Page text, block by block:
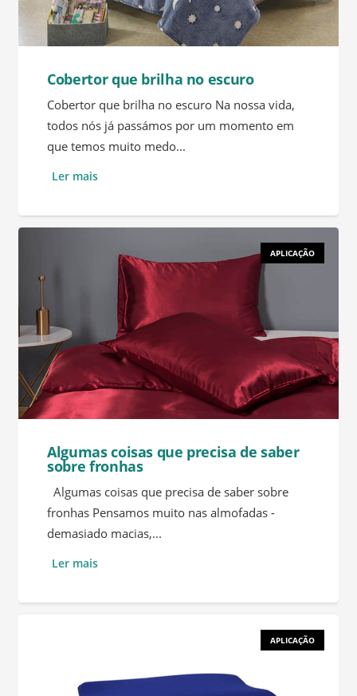
Cobertor que brilha no escuro
Cobertor que brilha no escuro Na nossa vida,
todos nós já passámos por um momento em
que temos muito medo...
Ler mais
APLICAÇÃO
Algumas coisas que precisa de saber
sobre fronhas
Algumas coisas que precisa de saber sobre
fronhas Pensamos muito nas almofadas -
demasiado macias,...
Ler mais
APLICAÇÃO